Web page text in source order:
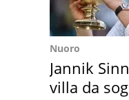
Nuoro
Jannik
villa da